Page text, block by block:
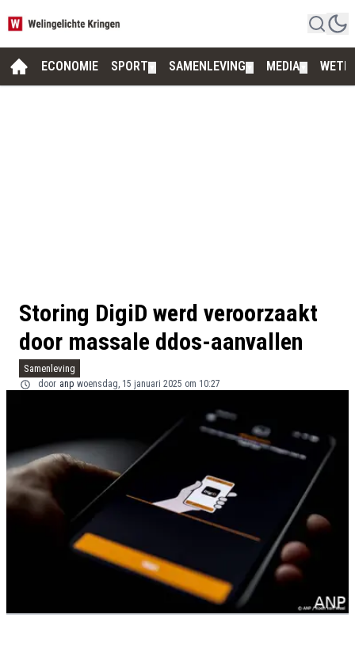
ECONOMIE SPORT SAMENLEVING MEDIA
Storing DigiD werd veroorzaakt
door massale ddos-aanvallen
Samenleving
door anp woensdag, 15 januari 2025 om 10:27